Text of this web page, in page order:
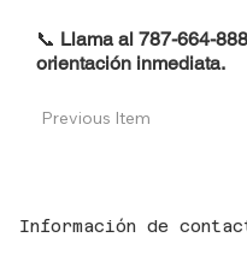
📞 Llama al 787-664-
orientación inmediata.
Previous Item
Información de